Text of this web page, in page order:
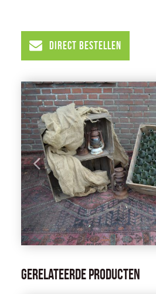
Direct Bestellen
Gerelateerde producten